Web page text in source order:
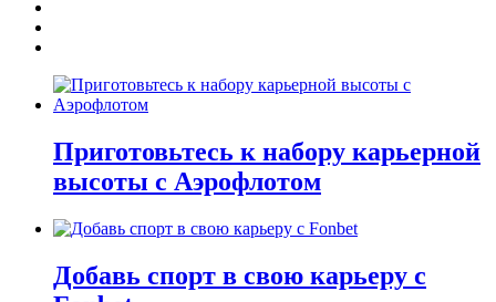
Приготовьтесь к набору карьерной
высоты с Аэрофлотом
Добавь спорт в свою карьеру с